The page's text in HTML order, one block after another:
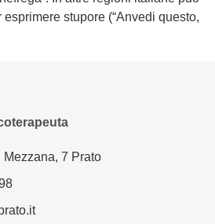
stupore (“Anvedi questo,
7 Prato